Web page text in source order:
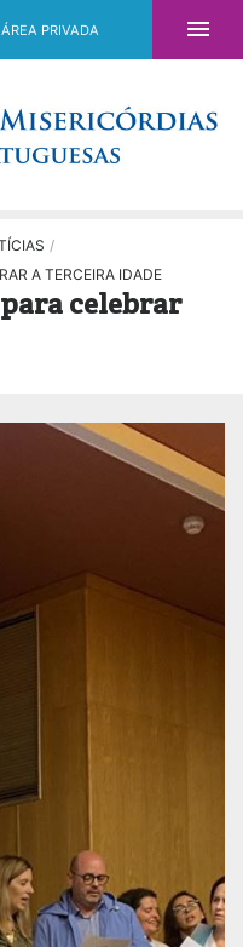
ÁREA PRIVADA 
/
A TERCEIRA IDADE
celebrar